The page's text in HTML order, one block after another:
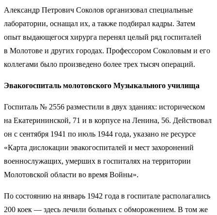
Александр Петрович Соколов организовал специальные
лаборатории, оснащал их, а также подбирал кадры. Затем
опыт выдающегося хирурга перенял целый ряд госпиталей
в Молотове и других городах. Профессором Соколовым и его
коллегами было произведено более трех тысяч операций.
Эвакогоспиталь молотовского Музыкального училища
Госпиталь № 2556 разместили в двух зданиях: историческом
на Екатерининской, 71 и в корпусе на Ленина, 56. Действовал
он с сентября 1941 по июль 1944 года, указано не ресурсе
«Карта дислокации эвакогоспиталей и мест захоронений
военнослужащих, умерших в госпиталях на территории
Молотовской области во время Войны».
По состоянию на январь 1942 года в госпитале располагались
200 коек — здесь лечили больных с обморожением. В том же